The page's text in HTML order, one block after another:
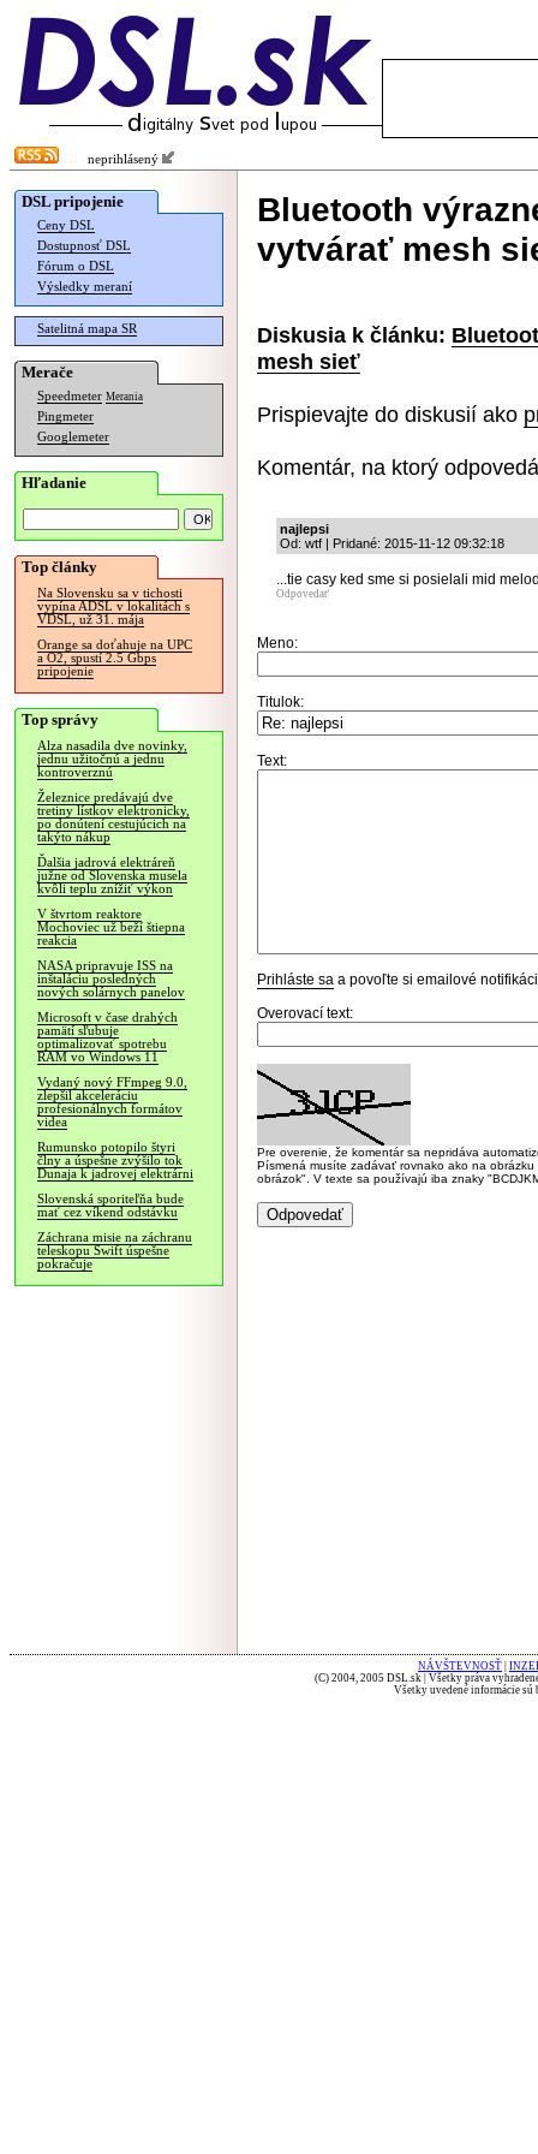
neprihlásený
DSL pripojenie
Ceny DSL
Dostupnosť DSL
Fórum o DSL
Výsledky meraní
Satelitná mapa SR
Merače
Speedmeter Merania
Pingmeter
Googlemeter
Hľadanie
Top články
Na Slovensku sa v tichosti
vypína ADSL v lokalitách s
VDSL, už 31. mája
Orange sa doťahuje na UPC
a O2, spustí 2.5 Gbps
pripojenie
Top správy
Alza nasadila dve novinky,
jednu užitočnú a jednu
kontroverznú
Železnice predávajú dve
tretiny lístkov elektronicky,
po donútení cestujúcich na
takýto nákup
Ďalšia jadrová elektráreň
južne od Slovenska musela
kvôli teplu znížiť výkon
V štvrtom reaktore
Mochoviec už beží štiepna
reakcia
NASA pripravuje ISS na
inštaláciu posledných
nových solárnych panelov
Microsoft v čase drahých
pamätí sľubuje
optimalizovať spotrebu
RAM vo Windows 11
Vydaný nový FFmpeg 9.0,
zlepšil akceleráciu
profesionálnych formátov
videa
Rumunsko potopilo štyri
člny a úspešne zvýšilo tok
Dunaja k jadrovej elektrárni
Slovenská sporiteľňa bude
mať cez víkend odstávku
Záchrana misie na záchranu
teleskopu Swift úspešne
pokračuje
Bluetooth
vytvárať mesh
Diskusia k článku:
mesh sieť
Prispievajte do diskusií ako
Komentár, na ktorý
najlepsi
Od: wtf | Pridané: 2015-11-12 09:32:18
...tie casy ked sme si posielali mid
Odpovedať
Meno:
Titulok:
Text:
Prihláste sa a povoľte si emailové
Overovací text:
Pre overenie, že komentár sa nepridáva
Písmená musíte zadávať rovnako ako na
obrázok". V texte sa používajú iba znaky
NÁVŠTEVNOSŤ
(C) 2004, 2005 DSL.sk | Všetky práva
Všetky uvedené informácie sú